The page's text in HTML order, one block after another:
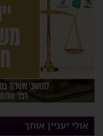
אולי יעניין אותך